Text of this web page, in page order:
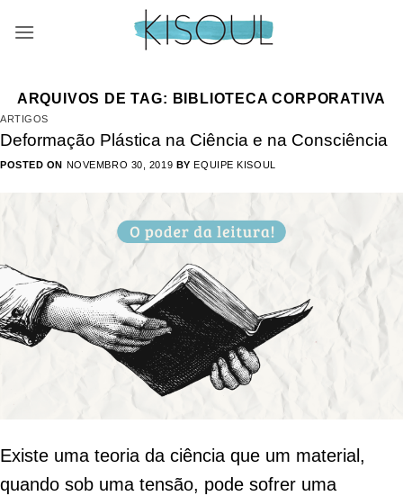
ARQUIVOS DE TAG: BIBLIOTECA CORPORATIVA
ARTIGOS
Deformação Plástica na Ciência e na Consciência
POSTED ON NOVEMBRO 30, 2019 BYEQUIPE KISOUL
Existe uma teoria da ciência que um material,
quando sob uma tensão, pode sofrer uma